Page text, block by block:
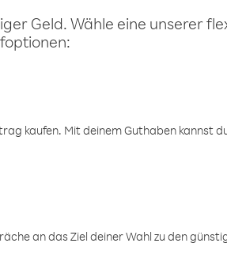
Geld. Wähle eine unserer
kaufen. Mit deinem Guthaben kannst
an das Ziel deiner Wahl zu den